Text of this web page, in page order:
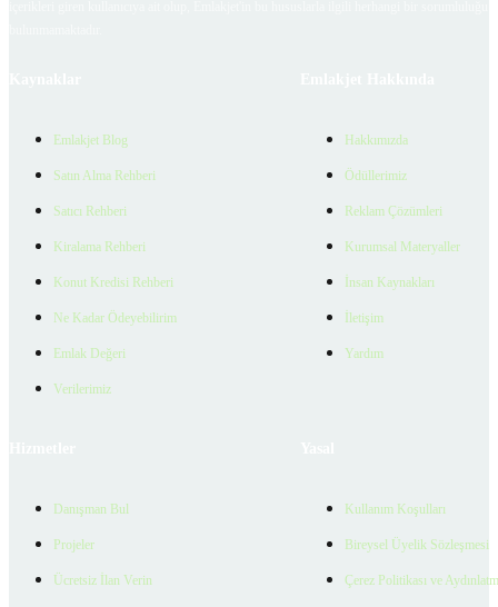
Emlakjet Blog
Satın Alma Rehberi
Satıcı Rehberi
Kiralama Rehberi
Konut Kredisi Rehberi
Ne Kadar Ödeyebilirim
Emlak Değeri
Verilerimiz
Hakkımızda
Ödüllerimiz
Reklam Çözümleri
Kurumsal Materyaller
İnsan Kaynakları
İletişim
Yardım
Danışman Bul
Projeler
Ücretsiz İlan Verin
Kullanım Koşulları
Bireysel Üyelik Sözleşmesi
Çerez Politikası ve